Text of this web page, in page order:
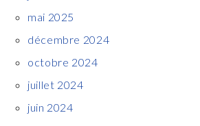
mai 2025
décembre 2024
octobre 2024
juillet 2024
juin 2024